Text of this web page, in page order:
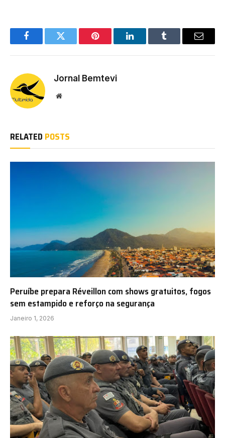
FacebookTwitter Pinterest LinkedInTumblr Email
Jornal Bemtevi
Website
RELATED POSTS
Peruíbe prepara Réveillon com shows gratuitos, fogos
sem estampido e reforço na segurança
Janeiro 1, 2026